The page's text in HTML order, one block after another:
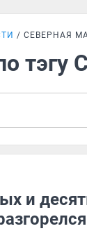
СЕВЕРНАЯ
тэгу
и